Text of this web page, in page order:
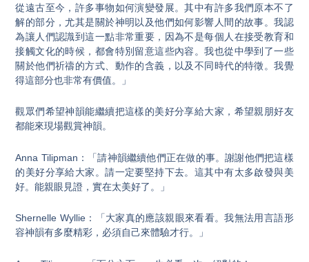
從遠古至今，許多事物如何演變發展。其中有許多我們原本不了
解的部分，尤其是關於神明以及他們如何影響人間的故事。我認
為讓人們認識到這一點非常重要，因為不是每個人在接受教育和
接觸文化的時候，都會特別留意這些內容。我也從中學到了一些
關於他們祈禱的方式、動作的含義，以及不同時代的特徵。我覺
得這部分也非常有價值。」
觀眾們希望神韻能繼續把這樣的美好分享給大家，希望親朋好友
都能來現場觀賞神韻。
Anna Tilipman：「請神韻繼續他們正在做的事。謝謝他們把這樣
的美好分享給大家。請一定要堅持下去。這其中有太多啟發與美
好。能親眼見證，實在太美好了。」
Shernelle Wyllie：「大家真的應該親眼來看看。我無法用言語形
容神韻有多麼精彩，必須自己來體驗才行。」